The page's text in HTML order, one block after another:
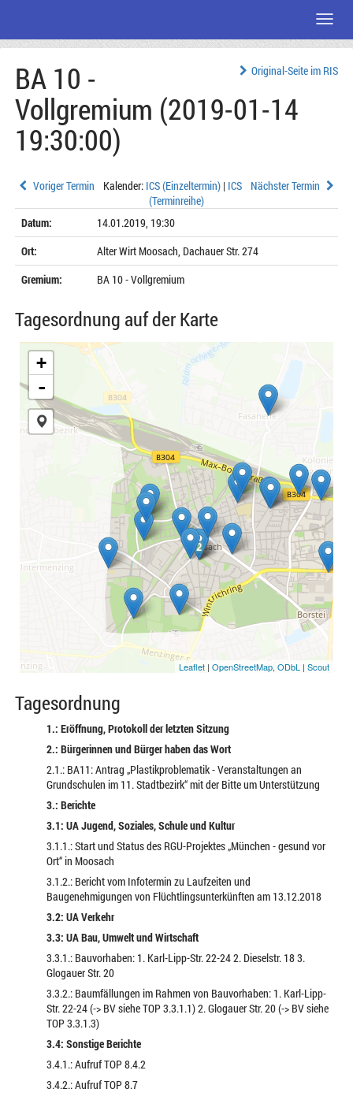
Seiteninhalt
Original-Seite im RIS
BA 10 -
Vollgremium (2019-01-14
19:30:00)
Nächster Termin
Voriger Termin Kalender: ICS (Einzeltermin) | ICS
(Terminreihe)
Datum:
14.01.2019, 19:30
Ort:
Alter Wirt Moosach, Dachauer Str. 274
Gremium:
BA 10 - Vollgremium
Tagesordnung auf der Karte
2
2
+
-
Leaflet | OpenStreetMap, ODbL | Scout
Tagesordnung
1.: Eröffnung, Protokoll der letzten Sitzung
2.: Bürgerinnen und Bürger haben das Wort
2.1.: BA11: Antrag „Plastikproblematik - Veranstaltungen an
Grundschulen im 11. Stadtbezirk“ mit der Bitte um Unterstützung
3.: Berichte
3.1: UA Jugend, Soziales, Schule und Kultur
3.1.1.: Start und Status des RGU-Projektes „München - gesund vor
Ort“ in Moosach
3.1.2.: Bericht vom Infotermin zu Laufzeiten und
Baugenehmigungen von Flüchtlingsunterkünften am 13.12.2018
3.2: UA Verkehr
3.3: UA Bau, Umwelt und Wirtschaft
3.3.1.: Bauvorhaben: 1. Karl-Lipp-Str. 22-24 2. Dieselstr. 18 3.
Glogauer Str. 20
3.3.2.: Baumfällungen im Rahmen von Bauvorhaben: 1. Karl-Lipp-
Str. 22-24 (-> BV siehe TOP 3.3.1.1) 2. Glogauer Str. 20 (-> BV siehe
TOP 3.3.1.3)
3.4: Sonstige Berichte
3.4.1.: Aufruf TOP 8.4.2
3.4.2.: Aufruf TOP 8.7